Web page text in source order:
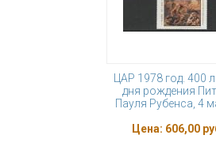
ЦАР 1978 год. 400
дня рождения
Пауля Рубенса, 4
Цена: 606,00